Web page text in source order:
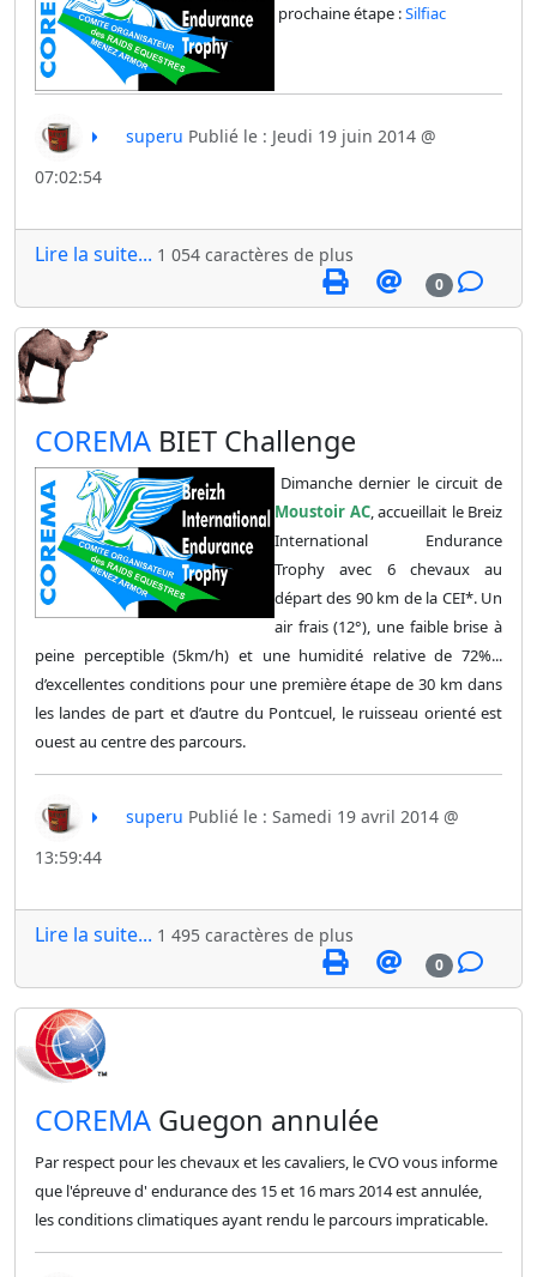
prochaine étape :Silfiac
superu Publié le : Jeudi 19 juin 2014 @
07:02:54
Lire la suite... 1 054 caractères de plus
0
​COREMA BIET Challenge
Dimanche dernier le circuit de
Moustoir AC, accueillait le Breiz
International Endurance
Trophy avec 6 chevaux au
départ des 90 km de la CEI*. Un
air frais (12°), une faible brise à
peine perceptible (5km/h) et une humidité relative de 72%...
d’excellentes conditions pour une première étape de 30 km dans
les landes de part et d’autre du Pontcuel, le ruisseau orienté est
ouest au centre des parcours.
superu Publié le : Samedi 19 avril 2014 @
13:59:44
Lire la suite... 1 495 caractères de plus
0
​COREMA Guegon annulée
Par respect pour les chevaux et les cavaliers, le CVO vous informe
que l'épreuve d' endurance des 15 et 16 mars 2014 est annulée,
les conditions climatiques ayant rendu le parcours impraticable.